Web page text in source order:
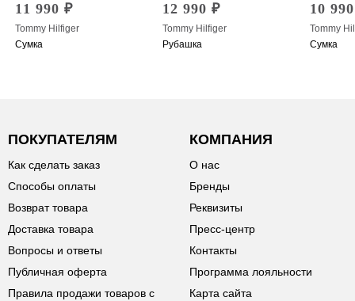
11 990 ₽
Tommy Hilfiger
Сумка
12 990 ₽
Tommy Hilfiger
Рубашка
10
Tommy
Сумка
ПОКУПАТЕЛЯМ
Как сделать заказ
Способы оплаты
Возврат товара
Доставка товара
Вопросы и ответы
Публичная оферта
Правила продажи товаров с
КОМПАНИЯ
О нас
Бренды
Реквизиты
Пресс-центр
Контакты
Программа лояльности
Карта сайта